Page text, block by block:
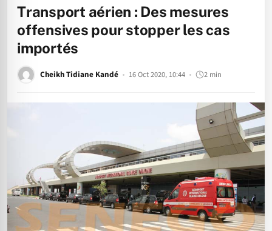
Transport aérien : Des mesures
offensives pour stopper les cas
importés
Cheikh Tidiane Kandé 16 Oct 2020, 10:44 2 min